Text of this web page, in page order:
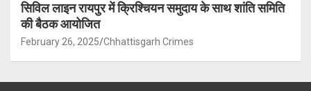
सिविल लाइन रायपुर में क्रिश्चियन समुदाय के साथ शांति समिति
की बैठक आयोजित
February 26, 2025 Chhattisgarh Crimes